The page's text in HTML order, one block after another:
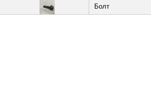
Болт